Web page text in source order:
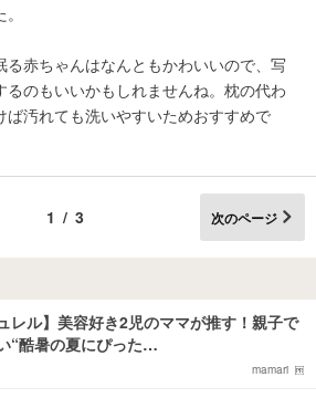
赤ちゃんはなんともかわいいので、写
のもいいかもしれませんね。枕の代わ
ば汚れても洗いやすいためおすすめで
1/3 次のページ
レル】美容好き2児のママが推す！親子で
“酷暑の夏にぴった…
mamari